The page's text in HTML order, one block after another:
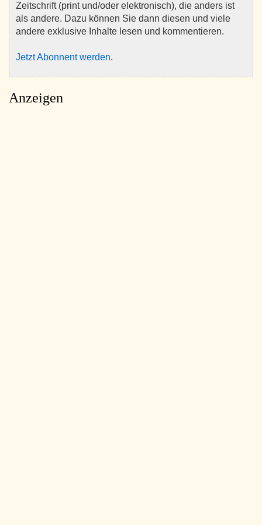
Zeitschrift (print und/oder elektronisch), die anders ist
als andere. Dazu können Sie dann diesen und viele
andere exklusive Inhalte lesen und kommentieren.
Jetzt Abonnent werden.
Anzeigen